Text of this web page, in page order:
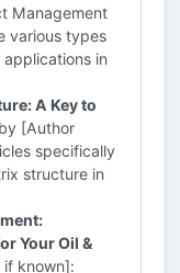
Management
various types
in
A Key to
by [Author
specifically
structure in
Your Oil &
known]: